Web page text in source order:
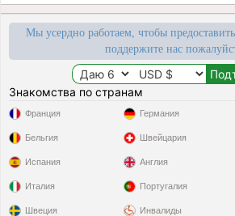
Мы усердно работаем, чтобы
поддержите нас
Знакомства по странам
Франция
Бельгия
Испания
Италия
Швеция
Германия
Швейцария
Англия
Португалия
Инвалиды